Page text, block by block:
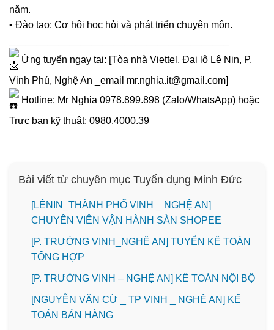
năm.
• Đào tạo: Cơ hội học hỏi và phát triển chuyên môn.
Ứng tuyển ngay tại: [Tòa nhà Viettel, Đại lộ Lê Nin, P.
Vinh Phú, Nghệ An _email mr.nghia.it@gmail.com]
Hotline: Mr Nghia 0978.899.898 (Zalo/WhatsApp) hoặc
Trực ban kỹ thuật: 0980.4000.39
Bài viết từ chuyên mục Tuyển dụng Minh Đức
️[LÊNIN_THÀNH PHỐ VINH _ NGHỆ AN]
CHUYÊN VIÊN VẬN HÀNH SÀN SHOPEE
[P. TRƯỜNG VINH_NGHỆ AN] TUYỂN KẾ TOÁN
TỔNG HỢP
[P. TRƯỜNG VINH – NGHỆ AN] KẾ TOÁN NỘI BỘ
[NGUYỄN VĂN CỪ _ TP VINH _ NGHỆ AN] KẾ
TOÁN BÁN HÀNG